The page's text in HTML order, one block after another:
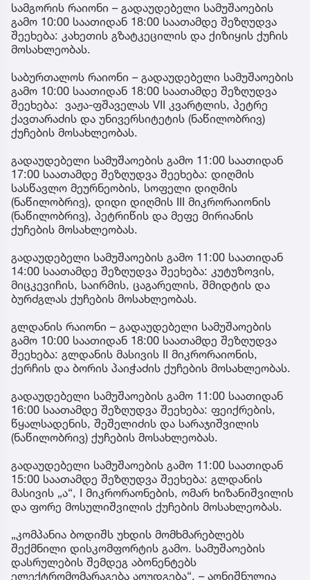
სამგორის რაიონი – გადაუდებელი სამუშაოების
გამო 10:00 საათიდან 18:00 საათამდე შეზღუდვა
შეეხება: კახეთის გზატკეცილის და ქიზიყის ქუჩის
მოსახლეობას.
საბურთალოს რაიონი – გადაუდებელი სამუშაოების
გამო 10:00 საათიდან 18:00 საათამდე შეზღუდვა
შეეხება: ვაჟა-ფშაველას VII კვარტლის, პეტრე
ქავთარაძის და უნივერსიტეტის (ნაწილობრივ)
ქუჩების მოსახლეობას.
გადაუდებელი სამუშაოების გამო 11:00 საათიდან
17:00 საათამდე შეზღუდვა შეეხება: დიღმის
სასწავლო მეურნეობის, სოფელი დიღმის
(ნაწილობრივ), დიდი დიღმის III მიკრორაიონის
(ნაწილობრივ), პეტრიწის და მეფე მირიანის
ქუჩების მოსახლეობას.
გადაუდებელი სამუშაოების გამო 11:00 საათიდან
14:00 საათამდე შეზღუდვა შეეხება: კუტუზოვის,
მიცკევიჩის, საირმის, ცაგარელის, შმიდტის და
ბურძგლას ქუჩების მოსახლეობას.
გლდანის რაიონი – გადაუდებელი სამუშაოების
გამო 10:00 საათიდან 18:00 საათამდე შეზღუდვა
შეეხება: გლდანის მასივის II მიკრორაიონის,
ქერჩის და ბორის პაიჭაძის ქუჩების მოსახლეობას.
გადაუდებელი სამუშაოების გამო 11:00 საათიდან
16:00 საათამდე შეზღუდვა შეეხება: ფეიქრების,
წყალსადენის, შეშელიძის და სარაჯიშვილის
(ნაწილობრივ) ქუჩების მოსახლეობას.
გადაუდებელი სამუშაოების გამო 11:00 საათიდან
15:00 საათამდე შეზღუდვა შეეხება: გლდანის
მასივის „ა“, I მიკრორაონების, ომარ ხიზანიშვილის
და ფორე მოსულიშვილის ქუჩების მოსახლეობას.
„კომპანია ბოდიშს უხდის მომხმარებლებს
შექმნილი დისკომფორტის გამო. სამუშაოების
დასრულების შემდეგ აბონენტებს
ელექტრომომარაგება აღუდგება“, – აღნიშნულია